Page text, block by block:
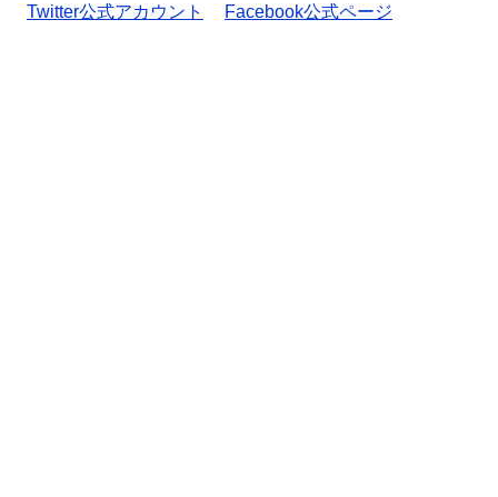
Twitter公式アカウント
Facebook公式ページ